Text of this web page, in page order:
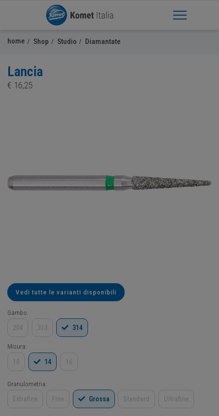
Apri Menu
home Shop Studio Diamantate
Lancia
€ 16,25
Vedi tutte le varianti disponibili
Gambo:
314
Misura:
14
Granulometria:
Grossa